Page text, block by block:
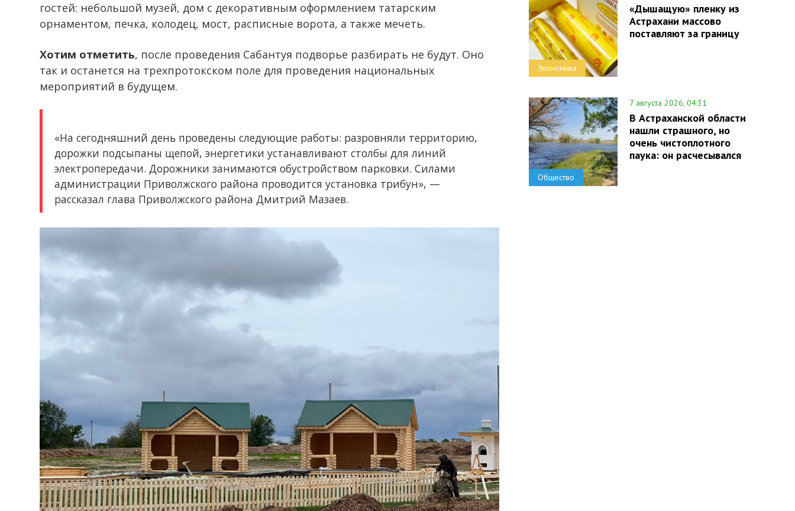
гостей: небольшой музей, дом с декоративным оформлением татарским
орнаментом, печка, колодец, мост, расписные ворота, а также мечеть.
Хотим отметить, после проведения Сабантуя подворье разбирать не будут. Оно
так и останется на трехпротокском поле для проведения национальных
мероприятий в будущем.
«На сегодняшний день проведены следующие работы: разровняли территорию,
дорожки подсыпаны щепой, энергетики устанавливают столбы для линий
электропередачи. Дорожники занимаются обустройством парковки. Силами
администрации Приволжского района проводится установка трибун», —
рассказал глава Приволжского района Дмитрий Мазаев.
Экономика
«Дышащую» пленку из
Астрахани массово
поставляют за границу
Общество
7 августа 2026, 04:31
В Астраханской области
нашли страшного, но
очень чистоплотного
паука: он расчесывался